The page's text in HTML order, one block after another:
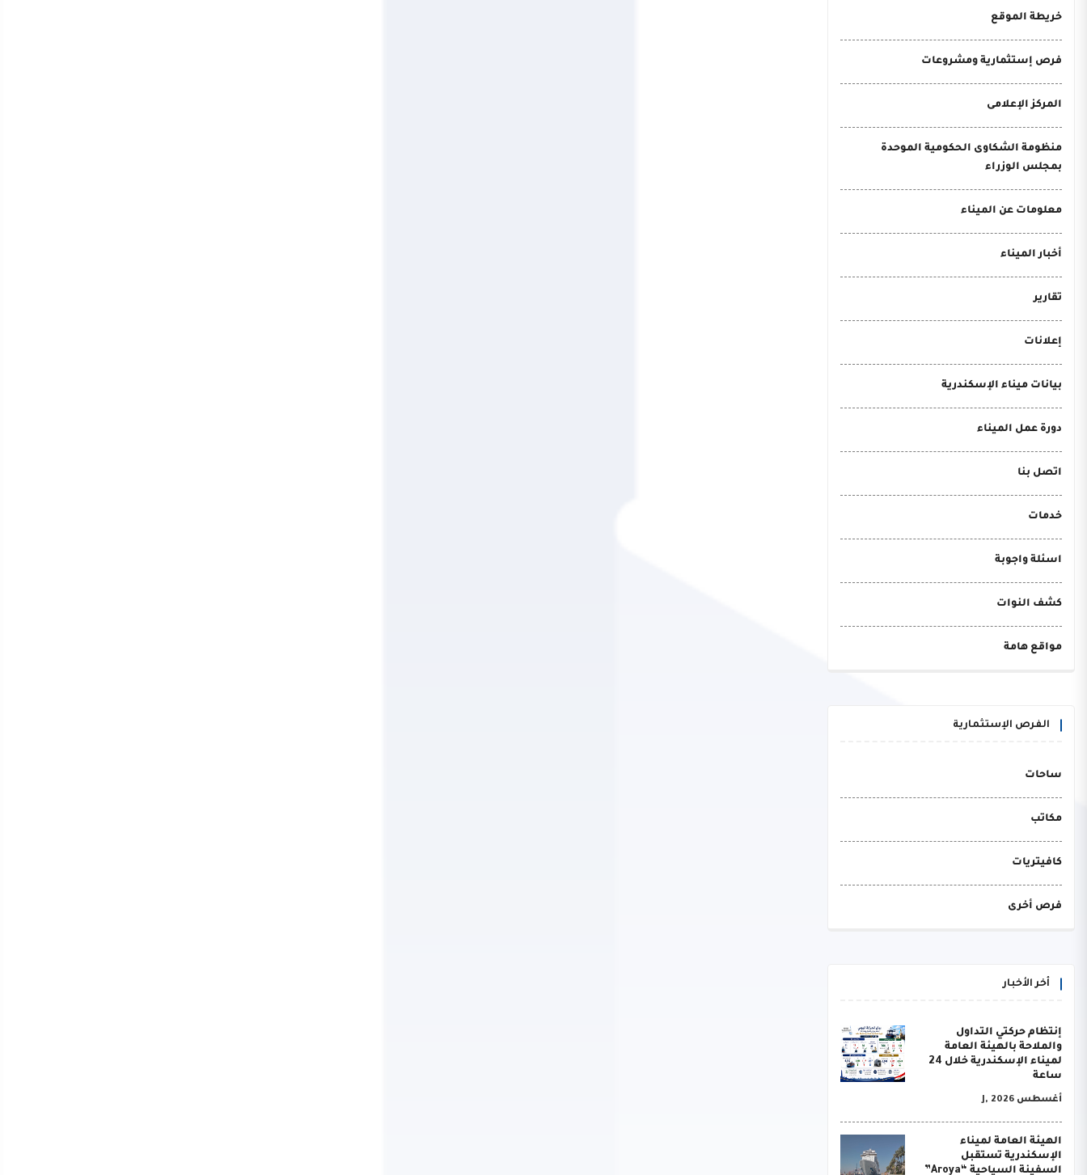
خريطة الموقع
فرص إستثمارية ومشروعات
المركز الإعلامى
منظومة الشكاوى الحكومية الموحدة
بمجلس الوزراء
معلومات عن الميناء
أخبار الميناء
تقارير
إعلانات
بيانات ميناء الإسكندرية
دورة عمل الميناء
اتصل بنا
خدمات
اسئلة واجوبة
كشف النوات
مواقع هامة
الفرص الإستثمارية
ساحات
مكاتب
كافيتريات
فرص أخرى
أخر الأخبار
إنتظام حركتي التداول
والملاحة بالهيئة العامة
لميناء الإسكندرية خلال 24
ساعة
أغسطس J, 2026
الهيئة العامة لميناء
الإسكندرية تستقبل
السفينة السياحية “Aroya”